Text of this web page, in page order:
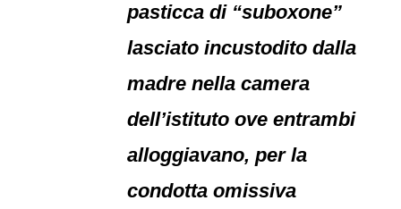
pasticca di “suboxone”
lasciato incustodito dalla
madre nella camera
dell’istituto ove entrambi
alloggiavano, per la
condotta omissiva